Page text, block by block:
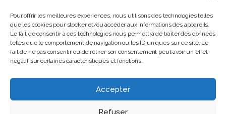
Pour offrir les meilleures expériences, nous utilisons des technologies telles
que les cookies pour stocker et/ou accéder aux informations des appareils.
Le fait de consentir à ces technologies nous permettra de traiter des données
telles que le comportement de navigation ou les ID uniques sur ce site. Le
fait de ne pas consentir ou de retirer son consentement peut avoir un effet
négatif sur certaines caractéristiques et fonctions.
Accepter
Refuser
194, rue de Rivoli 75001 Paris France
Nous suivre